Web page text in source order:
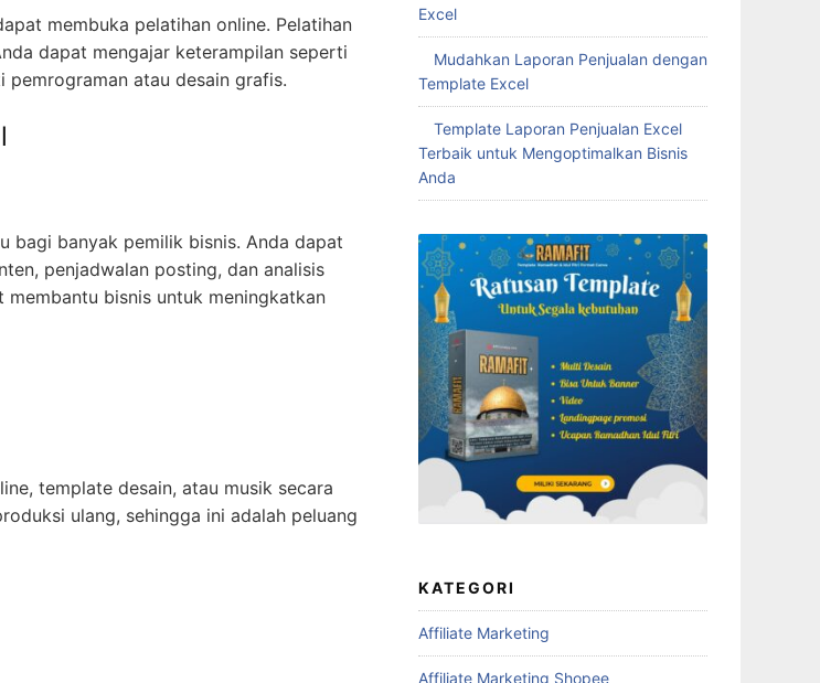
membuka pelatihan online. Pelatihan
dapat mengajar keterampilan seperti
pemrograman atau desain grafis.
bagi banyak pemilik bisnis. Anda dapat
penjadwalan posting, dan analisis
membantu bisnis untuk meningkatkan
template desain, atau musik secara
ulang, sehingga ini adalah peluang
Excel
Mudahkan Laporan Penjualan dengan
Template Excel
Template Laporan Penjualan Excel
Terbaik untuk Mengoptimalkan Bisnis
Anda
KATEGORI
Affiliate Marketing
Affiliate Marketing Shopee